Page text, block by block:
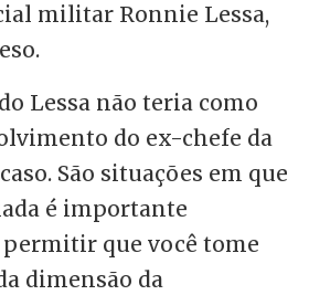
militar Ronnie Lessa,
Lessa não teria como
do ex-chefe da
São situações em que
é importante
que você tome
dimensão da